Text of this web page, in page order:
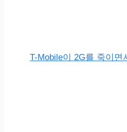
T-Mobile이 2G를 죽이